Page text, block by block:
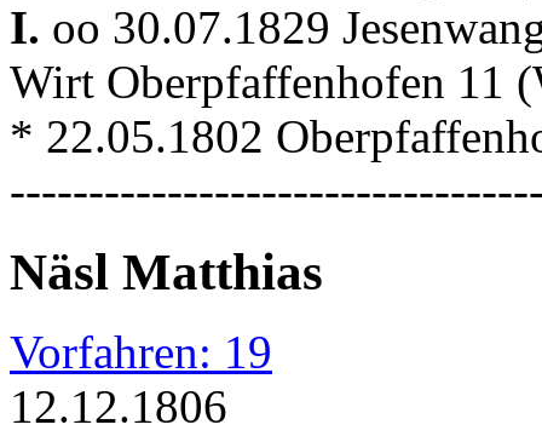
I. oo 30.07.1829
Wirt Oberpfaffenhofen 11
* 22.05.1802
Näsl Matthias
Vorfahren: 19
12.12.1806